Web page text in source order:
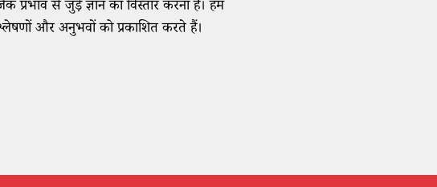
प्रभाव से जुड़े ज्ञान का विस्तार करना है। हम
और अनुभवों को प्रकाशित करते हैं।